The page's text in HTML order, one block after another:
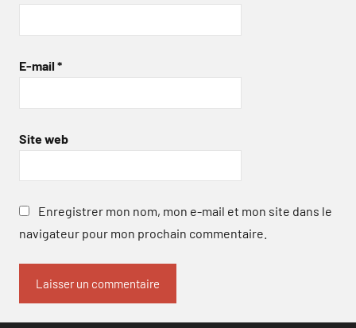
E-mail *
Site web
Enregistrer mon nom, mon e-mail et mon site dans le
navigateur pour mon prochain commentaire.